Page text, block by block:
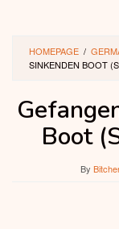
HOMEPAGE /
SINKENDEN BOOT
Boot
By